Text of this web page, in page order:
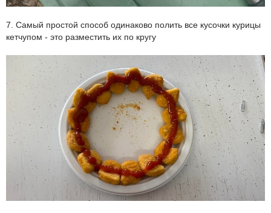
7. Самый простой способ одинаково полить все кусочки курицы
кетчупом - это разместить их по кругу